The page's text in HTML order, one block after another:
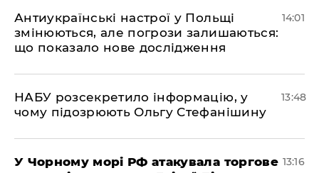
Антиукраїнські настрої у Польщі
змінюються, але погрози залишаються:
що показало нове дослідження
14:01
НАБУ розсекретило інформацію, у
чому підозрюють Ольгу Стефанішину
13:48
У Чорному морі РФ атакувала торгове 13:16